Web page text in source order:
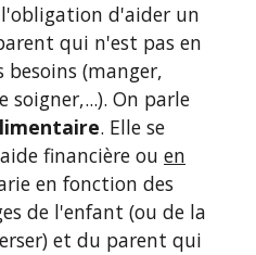
d'aider un
qui n'est pas en
besoins (manger,
soigner,...). On parle
. Elle se
financière ou en
en fonction des
de l'enfant (ou de la
et du parent qui